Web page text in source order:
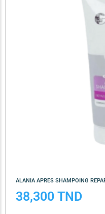
ALANIA APRES SHAMPOING
38,300 TND